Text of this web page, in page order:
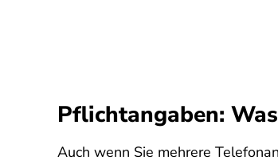
Pflichtangaben:
Auch wenn Sie mehrere